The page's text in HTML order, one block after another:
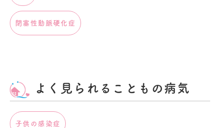
閉塞性動脈硬化症
よく見られることもの病気
子供の感染症